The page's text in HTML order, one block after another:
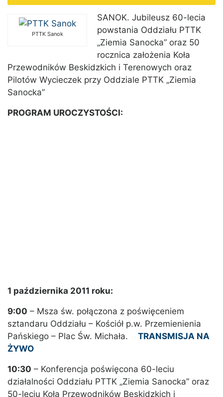
PTTK Sanok
SANOK. Jubileusz 60-lecia
powstania Oddziału PTTK
„Ziemia Sanocka” oraz 50
rocznica założenia Koła
Przewodników Beskidzkich i Terenowych oraz
Pilotów Wycieczek przy Oddziale PTTK „Ziemia
Sanocka”
PROGRAM UROCZYSTOŚCI:
1 października 2011 roku:
9:00 – Msza św. połączona z poświęceniem
sztandaru Oddziału – Kościół p.w. Przemienienia
Pańskiego – Plac Św. Michała. TRANSMISJA NA
ŻYWO
10:30 – Konferencja poświęcona 60-leciu
działalności Oddziału PTTK „Ziemia Sanocka” oraz
50-leciu Koła Przewodników Beskidzkich i